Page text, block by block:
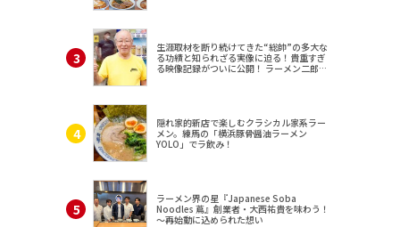
生涯取材を断り続けてきた“総帥”の多大な
る功績と知られざる実像に迫る！貴重すぎ
る映像記録がついに公開！ ラーメン二郎
隠れ家的新店で楽しむクラシカル家系ラー
メン。練馬の「横浜豚骨醤油ラーメン
YOLO」でラ飲み！
ラーメン界の星『Japanese Soba
Noodles 蔦』創業者・大西祐貴を味わう！
～再始動に込められた想い